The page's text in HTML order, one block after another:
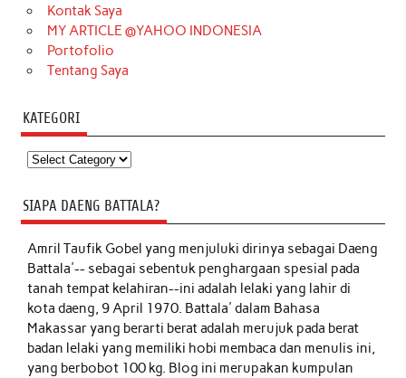
Kontak Saya
MY ARTICLE @YAHOO INDONESIA
Portofolio
Tentang Saya
KATEGORI
Kategori
SIAPA DAENG BATTALA?
Amril Taufik Gobelyang menjuluki dirinya sebagai Daeng
Battala'-- sebagai sebentuk penghargaan spesial pada
tanah tempat kelahiran--ini adalah lelaki yang lahir di
kota daeng, 9 April 1970. Battala' dalam Bahasa
Makassar yang berarti berat adalah merujuk pada berat
badan lelaki yang memiliki hobi membaca dan menulis ini,
yang berbobot 100 kg. Blog ini merupakan kumpulan